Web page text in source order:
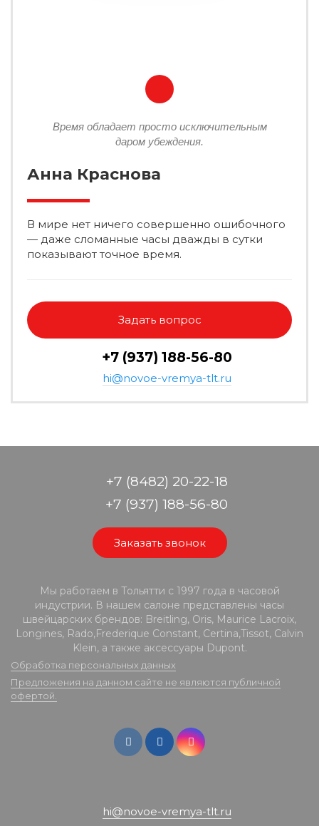
Время обладает просто исключительным
даром убеждения.
Анна Краснова
В мире нет ничего совершенно ошибочного
— даже сломанные часы дважды в сутки
показывают точное время.
Задать вопрос
+7 (937) 188-56-80
hi@novoe-vremya-tlt.ru
+7 (8482) 20-22-18
+7 (937) 188-56-80
Заказать звонок
Мы работаем в Тольятти с 1997 года в часовой
индустрии. В нашем салоне представлены часы
швейцарских брендов: Breitling, Oris, Maurice Lacroix,
Longines, Rado,Frederique Constant, Certina,Tissot, Calvin
Klein, а также аксессуары Dupont.
Обработка персональных данных
Предложения на данном сайте не являются публичной
офертой.
hi@novoe-vremya-tlt.ru